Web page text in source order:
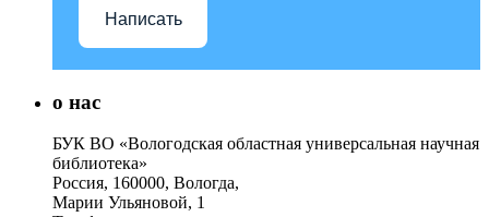
Написать
о нас
БУК ВО «Вологодская областная универсальная научная
библиотека»
Россия, 160000, Вологда,
Марии Ульяновой, 1